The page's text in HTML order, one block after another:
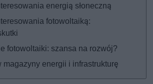
energią słoneczną
fotowoltaiką:
fotowoltaiki: szansa na rozwój?
magazyny energii i infrastrukturę